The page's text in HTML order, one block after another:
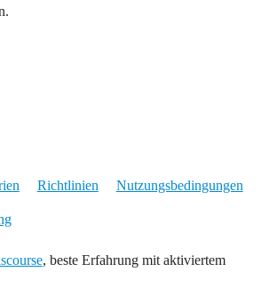
Richtlinien Nutzungsbedingungen
, beste Erfahrung mit aktiviertem